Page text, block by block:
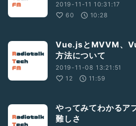
2019-11-11 10:31:17
60
10:28
Vue.jsとMVVM、
方法について
2019-11-08 13:21:51
12
11:59
やってみてわかるア
難しさ